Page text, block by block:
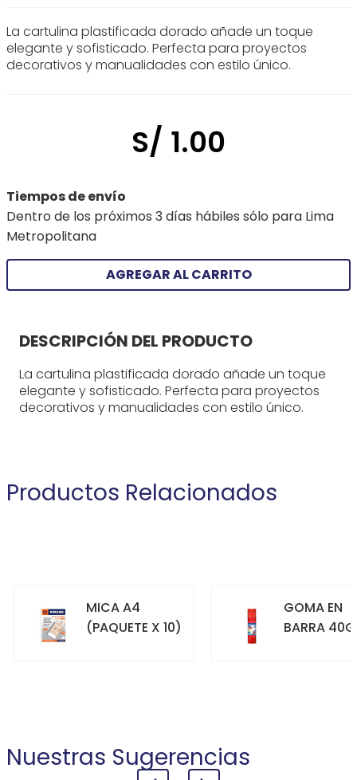
La cartulina plastificada dorado añade un toque
elegante y sofisticado. Perfecta para proyectos
decorativos y manualidades con estilo único.
S/ 1.00
Tiempos de envío
Dentro de los próximos 3 días hábiles sólo para Lima
Metropolitana
AGREGAR AL CARRITO
DESCRIPCIÓN DEL PRODUCTO
La cartulina plastificada dorado añade un toque
elegante y sofisticado. Perfecta para proyectos
decorativos y manualidades con estilo único.
Productos Relacionados
MICA A4
(PAQUETE X 10)
GOMA EN
BARRA
Nuestras Sugerencias